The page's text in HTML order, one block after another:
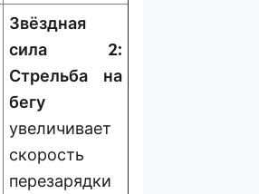
Звёздная
сила 2:
Стрельба на
бегу
увеличивает
скорость
перезарядки